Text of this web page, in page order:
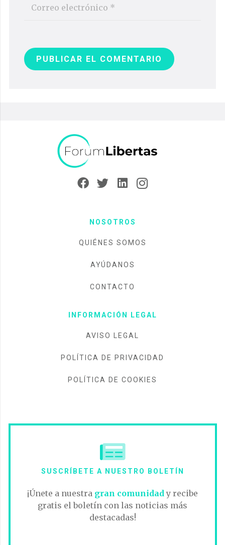
PUBLICAR EL COMENTARIO
NOSOTROS
QUIÉNES SOMOS
AYÚDANOS
CONTACTO
INFORMACIÓN LEGAL
AVISO LEGAL
POLÍTICA DE PRIVACIDAD
POLÍTICA DE COOKIES
SUSCRÍBETE A NUESTRO BOLETÍN
¡Únete a nuestra gran comunidad y recibe
gratis el boletín con las noticias más
destacadas!